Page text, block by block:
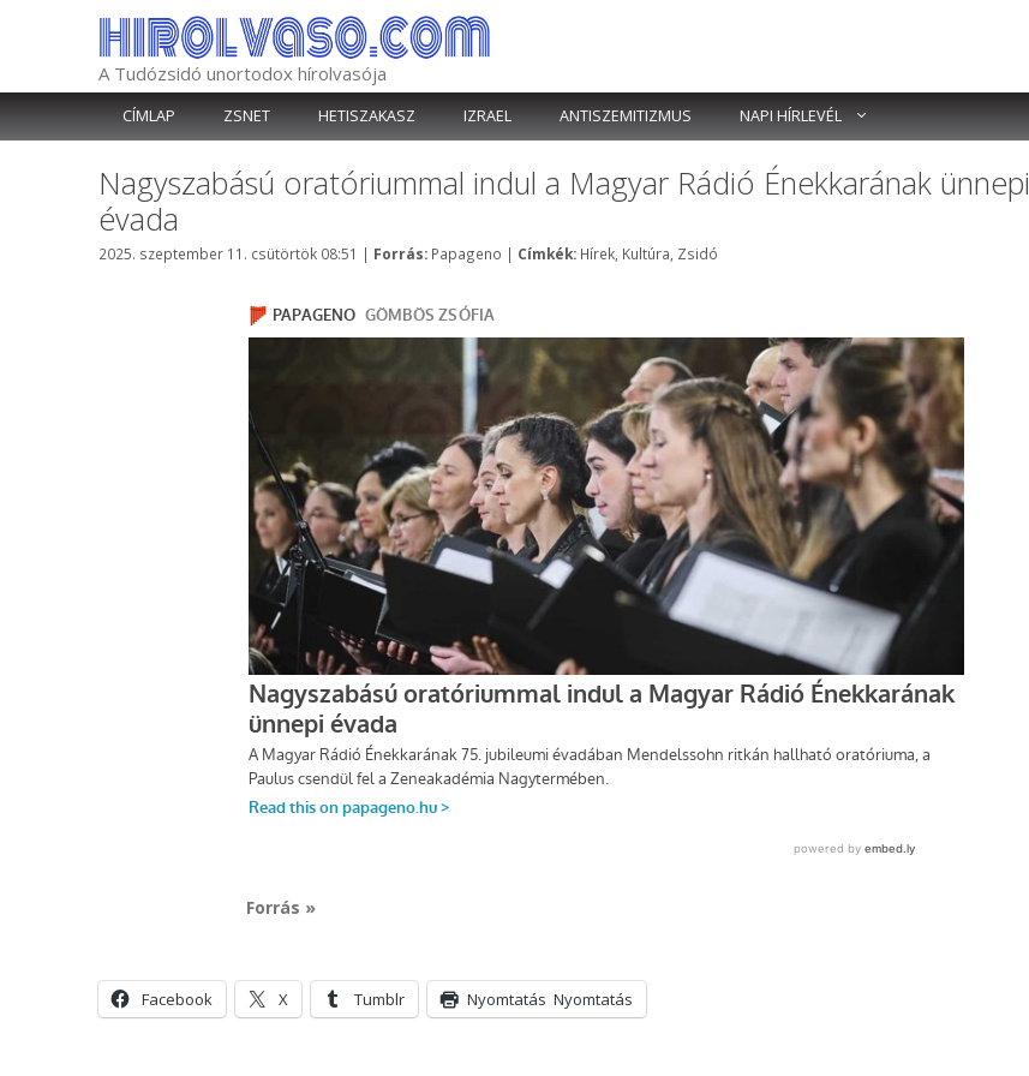
A Tudózsidó unortodox hírolvasója
CÍMLAP ZSNET HETISZAKASZ IZRAEL ANTISZEMITIZMUS NAPI HÍRLEVÉL
Nagyszabású oratóriummal indul a Magyar Rádió Énekkarának ünnepi
évada
2025. szeptember 11. csütörtök 08:51 | Forrás: Kategória
Papageno | Címkék: Címkék
Hírek Kultúra Zsidó
Forrás »
Facebook X Tumblr Nyomtatás Nyomtatás